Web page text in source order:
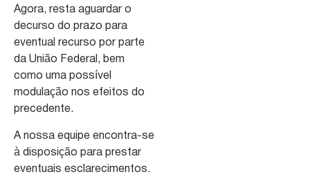
Agora, resta aguardar o
decurso do prazo para
eventual recurso por parte
da União Federal, bem
como uma possível
modulação nos efeitos do
precedente.
A nossa equipe encontra-se
à disposição para prestar
eventuais esclarecimentos.